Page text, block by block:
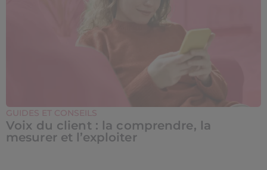
GUIDES ET CONSEILS
Voix du client : la comprendre, la
mesurer et l’exploiter